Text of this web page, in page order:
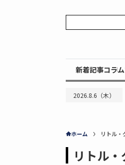
新着記事コラム
2026.8.6（木）
ホーム リトル・
リトル